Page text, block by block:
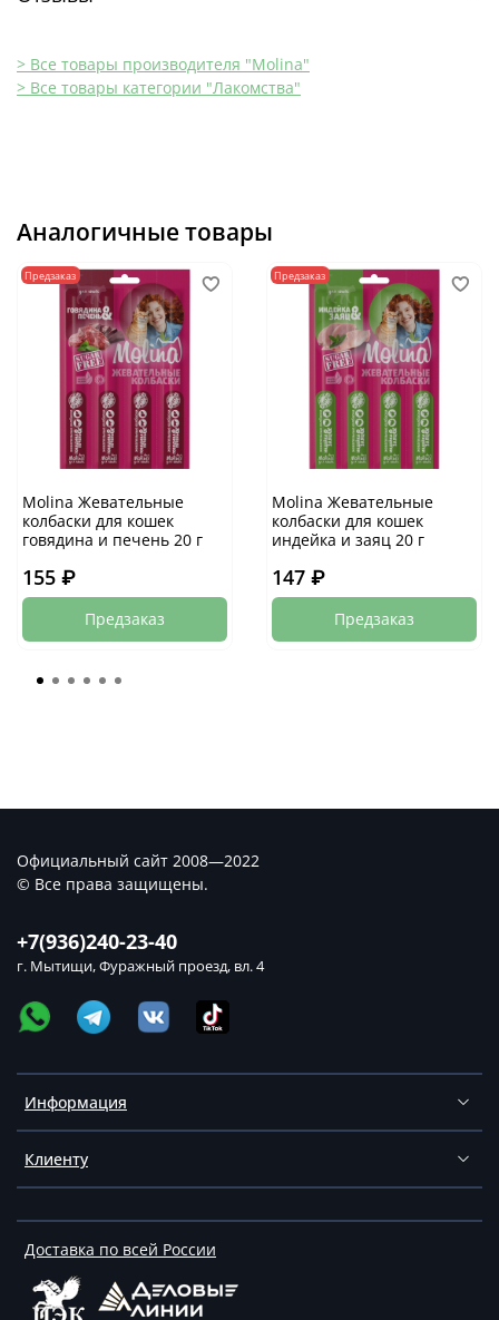
> Все товары производителя "Molina"
> Все товары категории "Лакомства"
Аналогичные товары
Предзаказ
Molina Жевательные
колбаски для кошек
говядина и печень 20 г
155 ₽
Предзаказ
Предзаказ
Molina Жевательные
колбаски для кошек
индейка и заяц 20 г
147 ₽
Предзаказ
Информация
Клиенту
Доставка по всей России
+7(936)240-23-40
г. Мытищи, Фуражный проезд, вл. 4
Официальный сайт 2008—2022
© Все права защищены.